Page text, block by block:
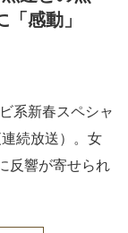
感動」
系新春スペシャ
続放送）。女
反響が寄せられ